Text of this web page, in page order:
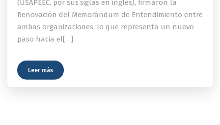
(USAPEEC, por sus siglas en inglés), firmaron la
Renovación del Memorándum de Entendimiento entre
ambas organizaciones, lo que representa un nuevo
paso hacia el[…]
Leer más